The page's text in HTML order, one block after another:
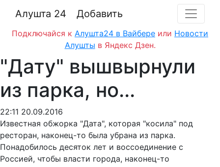
Алушта 24 Добавить
Подключайся к Алушта24 в Вайбере или Новости
Алушты в Яндекс Дзен.
"Дату" вышвырнули
из парка, но...
22:11 20.09.2016
Известная обжорка "Дата", которая "косила" под
ресторан, наконец-то была убрана из парка.
Понадобилось десяток лет и воссоединение с
Россией, чтобы власти города, наконец-то